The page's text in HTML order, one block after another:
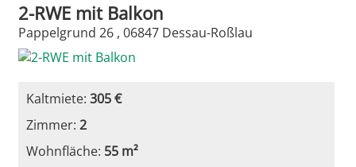
2-RWE mit Balkon
Pappelgrund 26 , 06847 Dessau-Roßlau
Kaltmiete:305 €
Zimmer:2
Wohnfläche: 55 m²